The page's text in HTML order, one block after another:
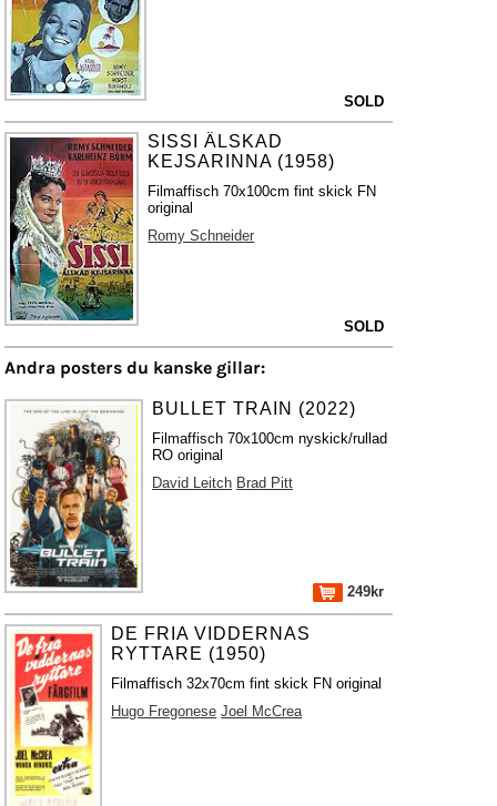
SOLD
SISSI ÄLSKAD
KEJSARINNA (1958)
Filmaffisch 70x100cm fint skick FN
original
Romy Schneider
SOLD
Andra posters du kanske gillar:
BULLET TRAIN (2022)
Filmaffisch 70x100cm nyskick/rullad
RO original
David Leitch Brad Pitt
249kr
DE FRIA VIDDERNAS
RYTTARE (1950)
Filmaffisch 32x70cm fint skick FN original
Hugo Fregonese Joel McCrea